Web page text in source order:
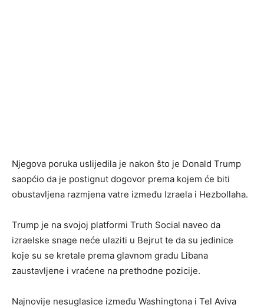
Njegova poruka uslijedila je nakon što je Donald Trump
saopćio da je postignut dogovor prema kojem će biti
obustavljena razmjena vatre između Izraela i Hezbollaha.
Trump je na svojoj platformi Truth Social naveo da
izraelske snage neće ulaziti u Bejrut te da su jedinice
koje su se kretale prema glavnom gradu Libana
zaustavljene i vraćene na prethodne pozicije.
Najnovije nesuglasice između Washingtona i Tel Aviva